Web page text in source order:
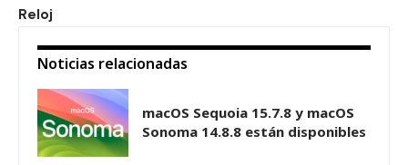
Reloj
Noticias relacionadas
macOS Sequoia 15.7.8 y macOS
Sonoma 14.8.8 están disponibles